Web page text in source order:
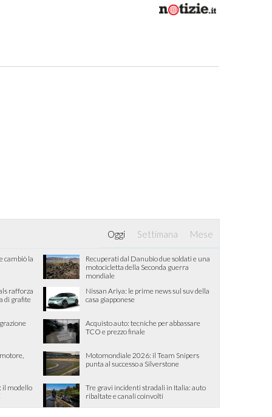
Oggi Settimana Mese
cambiò la
Recuperati dal Danubio due soldati e una
motocicletta della Seconda guerra
mondiale
rafforza
di grafite
Nissan Ariya: le prime news sul suv della
casa giapponese
Acquisto auto: tecniche per abbassare
TCO e prezzo finale
Motomondiale 2026: il Team Snipers
punta al successo a Silverstone
il modello
Tre gravi incidenti stradali in Italia: auto
ribaltate e canali coinvolti